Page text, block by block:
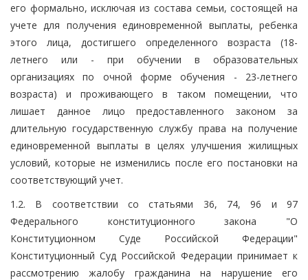
его формально, исключая из состава семьи, состоящей на
учете для получения единовременной выплаты, ребенка
этого лица, достигшего определенного возраста (18-
летнего или - при обучении в образовательных
организациях по очной форме обучения - 23-летнего
возраста) и проживающего в таком помещении, что
лишает данное лицо предоставленного законом за
длительную государственную службу права на получение
единовременной выплаты в целях улучшения жилищных
условий, которые не изменились после его постановки на
соответствующий учет.
1.2. В соответствии со статьями 36, 74, 96 и 97
Федерального конституционного закона "О
Конституционном Суде Российской Федерации"
Конституционный Суд Российской Федерации принимает к
рассмотрению жалобу гражданина на нарушение его